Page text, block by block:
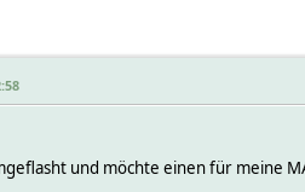
und möchte einen für meine